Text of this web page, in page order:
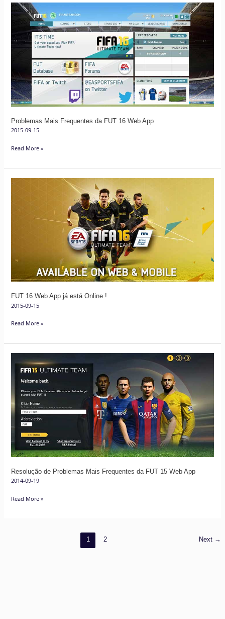
Problemas Mais Frequentes da FUT 16 Web App
2015-09-15
Problemas
Mais
Frequentes
da
Web
App
Read More »
FUT 16 Web App já está Online !
2015-09-15
Read More »
Resolução de Problemas Mais Frequentes da FUT 15 Web App
2014-09-19
Resolução
Problemas
Mais
Frequentes
da
FUT
15
Web
Read More »
1 2 Next →